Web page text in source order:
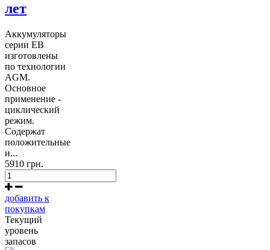
лет
Аккумуляторы
серии EB
изготовлены
по технологии
AGM.
Основное
применение -
циклический
режим.
Содержат
положительные
и...
5910 грн.
добавить к
покупкам
Текущий
уровень
запасов